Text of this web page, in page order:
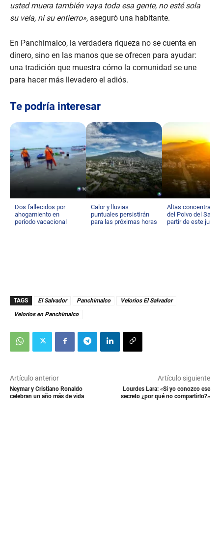
usted muera también vaya toda esa gente, no esté sola
su vela, ni su entierro», aseguró una habitante.
En Panchimalco, la verdadera riqueza no se cuenta en
dinero, sino en las manos que se ofrecen para ayudar:
una tradición que muestra cómo la comunidad se une
para hacer más llevadero el adiós.
Te podría interesar
Dos fallecidos por
ahogamiento en
período vacacional
Calor y lluvias
puntuales persistirán
para las próximas horas
Altas
del Polvo del
partir de este
TAGS El Salvador Panchimalco
Velorios El Salvador
Velorios en Panchimalco
Artículo anterior
Neymar y Cristiano Ronaldo
celebran un año más de vida
Artículo siguiente
Lourdes Lara: «Si yo conozco ese
secreto ¿por qué no compartirlo?»